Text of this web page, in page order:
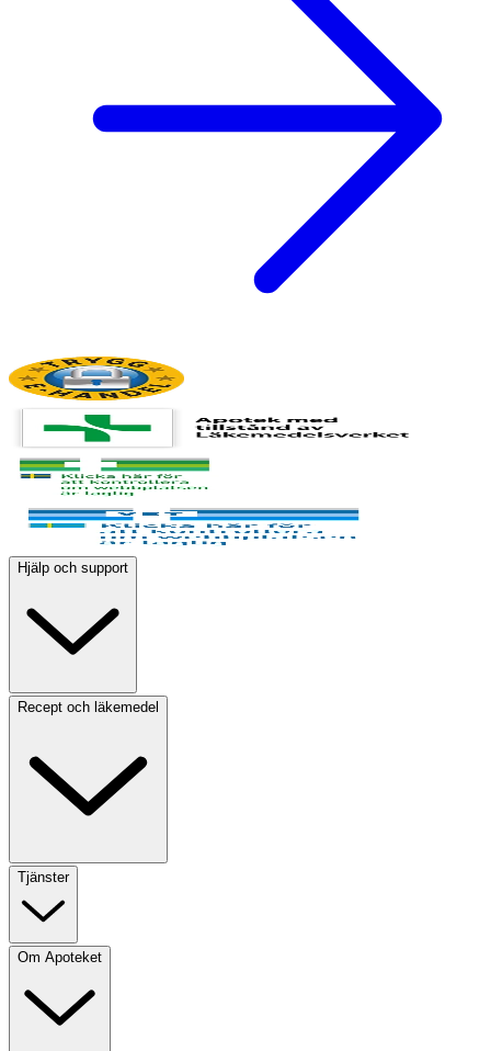
Hjälp och support
Recept och läkemedel
Tjänster
Om Apoteket